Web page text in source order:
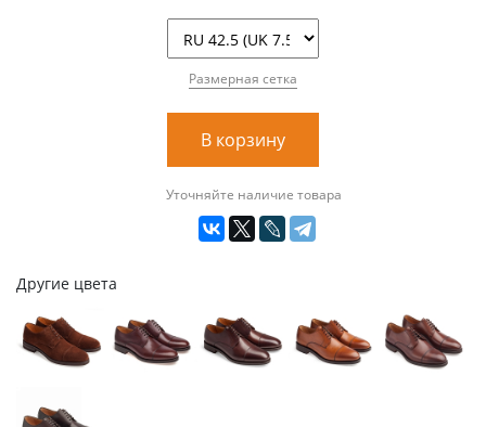
Размерная сетка
В корзину
Уточняйте наличие товара
Другие цвета